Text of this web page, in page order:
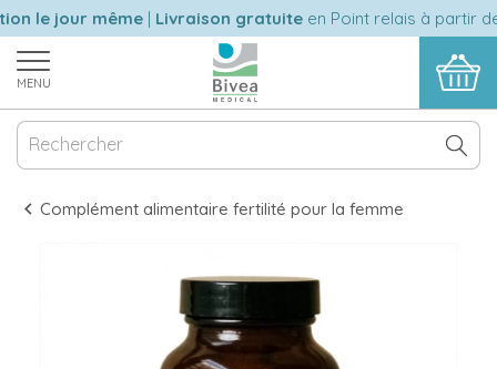
le jour même|Livraison gratuiteen Point relais à partir de
MENU
Complément alimentaire fertilité pour la femme